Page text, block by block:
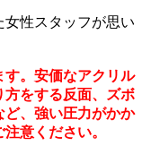
女性スタッフが思い
。安価なアクリル
方をする反面、ズボ
ど、強い圧力がかか
意ください。